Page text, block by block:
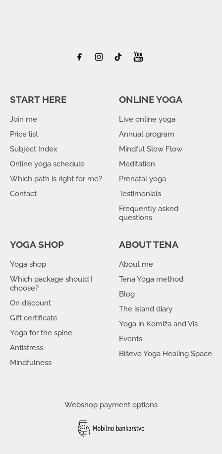
START HERE
Join me
Price list
Subject Index
Online yoga schedule
Which path is right for me?
Contact
ONLINE YOGA
Live online yoga
Annual program
Mindful Slow Flow
Meditation
Prenatal yoga
Testimonials
Frequently asked
questions
YOGA SHOP
Yoga shop
Which package should I
choose?
On discount
Gift certificate
Yoga for the spine
Antistress
Mindfulness
ABOUT TENA
About me
Tena Yoga method
Blog
The island diary
Yoga in Komiža and Vis
Events
Biševo Yoga Healing Space
Webshop payment options